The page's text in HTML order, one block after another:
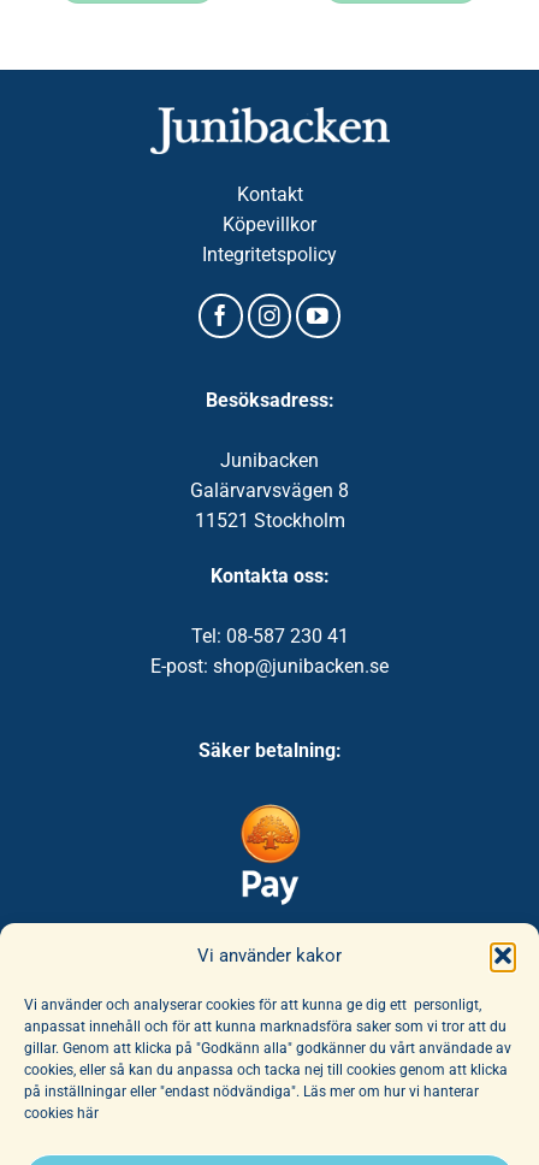
Vi använder kakor
Vi använder och analyserar cookies för att kunna ge dig ett personligt,
anpassat innehåll och för att kunna marknadsföra saker som vi tror att du
gillar. Genom att klicka på "Godkänn alla" godkänner du vårt användade av
cookies, eller så kan du anpassa och tacka nej till cookies genom att klicka
på inställningar eller "endast nödvändiga". Läs mer om hur vi hanterar
cookies här
Kontakt
Köpevillkor
Integritetspolicy
Besöksadress:
Junibacken
Galärvarvsvägen 8
11521 Stockholm
Kontakta oss:
Tel: 08-587 230 41
E-post: shop@junibacken.se
Säker betalning:
Säker leverans: